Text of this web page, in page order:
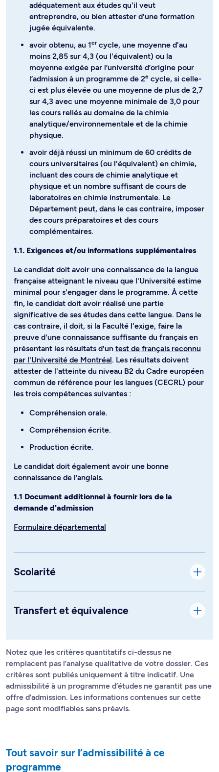
adéquatement aux études qu'il veut
entreprendre, ou bien attester d'une formation
jugée équivalente.
avoir obtenu, au 1ercycle, une moyenne d'au
moins 2,85 sur 4,3 (ou l'équivalent) ou la
moyenne exigée par l’université d’origine pour
l’admission à un programme de 2e cycle, si celle-
ci est plus élevée ou une moyenne de plus de 2,7
sur 4,3 avec une moyenne minimale de 3,0 pour
les cours reliés au domaine de la chimie
analytique/environnementale et de la chimie
physique.
avoir déjà réussi un minimum de 60 crédits de
cours universitaires (ou l'équivalent) en chimie,
incluant des cours de chimie analytique et
physique et un nombre suffisant de cours de
laboratoires en chimie instrumentale. Le
Département peut, dans le cas contraire, imposer
des cours préparatoires et des cours
complémentaires.
1.1. Exigences et/ou informations supplémentaires
Le candidat doit avoir une connaissance de la langue
française atteignant le niveau que l'Université estime
minimal pour s'engager dans le programme. À cette
fin, le candidat doit avoir réalisé une partie
significative de ses études dans cette langue. Dans le
cas contraire, il doit, si la Faculté l'exige, faire la
preuve d'une connaissance suffisante du français en
présentant les résultats d'un test de français reconnu
par l'Université de Montréal. Les résultats doivent
attester de l'atteinte du niveau B2 du Cadre européen
commun de référence pour les langues (CECRL) pour
les trois compétences suivantes :
Compréhension orale.
Compréhension écrite.
Production écrite.
Le candidat doit également avoir une bonne
connaissance de l’anglais.
1.1 Document additionnel à fournir lors de la
demande d'admission
Formulaire départemental
Scolarité
Transfert et équivalence
Notez que les critères quantitatifs ci-dessus ne
remplacent pas l’analyse qualitative de votre dossier. Ces
critères sont publiés uniquement à titre indicatif. Une
admissibilité à un programme d’études ne garantit pas une
offre d’admission. Les informations contenues sur cette
page sont modifiables sans préavis.
Tout savoir sur l’admissibilité à ce
programme